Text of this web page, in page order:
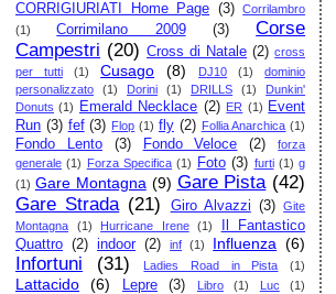
CORRIGIURIATI Home Page (3)
Corrilambro
(1)
Corrimilano 2009 (3)
Corse
Campestri (20) Cross di Natale (2) cross
per tutti
(1) Cusago (8) DJ10 (1)
dominio
personalizzato
(1) Dorini (1) DRILLS (1)
Dunkin'
Donuts (1) Emerald Necklace (2) ER (1) Event
Run (3) fef (3) Flop (1) fly (2) Follia Anarchica (1)
Fondo Lento (3) Fondo Veloce (2)
forza
generale (1) Forza Specifica (1) Foto (3) furti (1) g
(1) Gare Montagna (9) Gare Pista (42)
Gare Strada (21) Giro Alvazzi (3)
Gite
Montagna
(1) Hurricane Irene (1)
Il Fantastico
Quattro (2) indoor (2) inf (1) Influenza (6)
Infortuni (31) Ladies Road in Pista (1)
Lattacido (6) Lepre (3) Libro (1) Luc (1)